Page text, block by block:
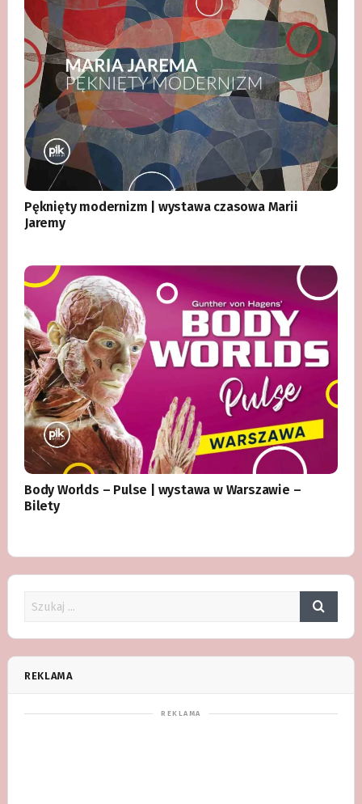
Pęknięty modernizm | wystawa czasowa Marii
Jaremy
Body Worlds – Pulse | wystawa w Warszawie –
Bilety
REKLAMA